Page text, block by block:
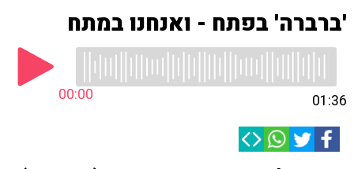
'ברברה' בפתח - ואנחנו במתח
00:00 01:36